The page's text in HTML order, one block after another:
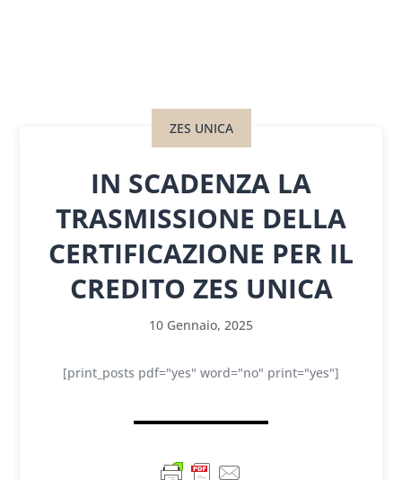
ZES UNICA
IN SCADENZA LA
TRASMISSIONE DELLA
CERTIFICAZIONE PER IL
CREDITO ZES UNICA
10 Gennaio, 2025
[print_posts pdf="yes" word="no" print="yes"]